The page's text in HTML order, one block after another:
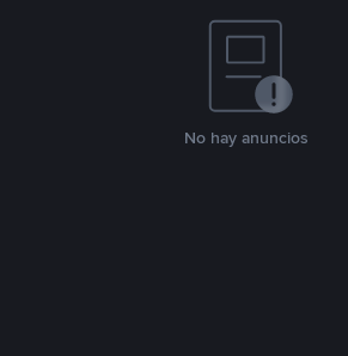
No hay anuncios